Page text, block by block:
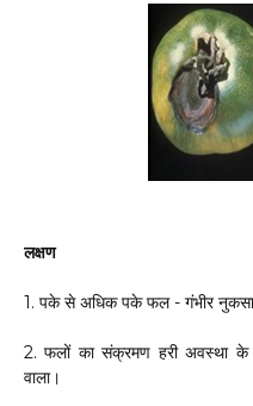
लक्षण
1. पके से अधिक पके फल - गंभीर
2. फलों का संक्रमण हरी अवस्था के
वाला।